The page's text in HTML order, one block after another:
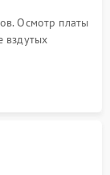
Подробнее →
Осмотр платы
вздутых
надежности